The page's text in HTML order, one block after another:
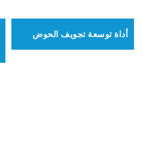
أداة توسعة تجويف الحوض